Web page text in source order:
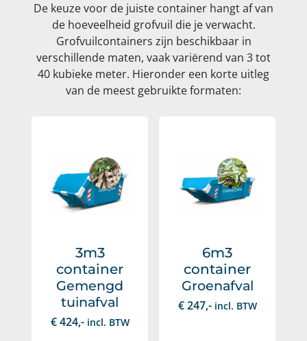
De keuze voor de juiste container hangt af van
de hoeveelheid grofvuil die je verwacht.
Grofvuilcontainers zijn beschikbaar in
verschillende maten, vaak variërend van 3 tot
40 kubieke meter. Hieronder een korte uitleg
van de meest gebruikte formaten:
3m3
container
Gemengd
tuinafval
€424,- incl. BTW
6m3
container
Groenafval
€247,- incl. BTW